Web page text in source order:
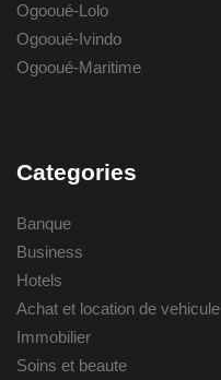
Ogooué-Lolo
Ogooué-Ivindo
Ogooué-Maritime
Categories
Banque
Business
Hotels
Achat et location de vehicule
Immobilier
Soins et beaute